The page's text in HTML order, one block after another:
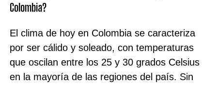
Colombia?
El clima de hoy en Colombia se caracteriza
por ser cálido y soleado, con temperaturas
que oscilan entre los 25 y 30 grados Celsius
en la mayoría de las regiones del país. Sin